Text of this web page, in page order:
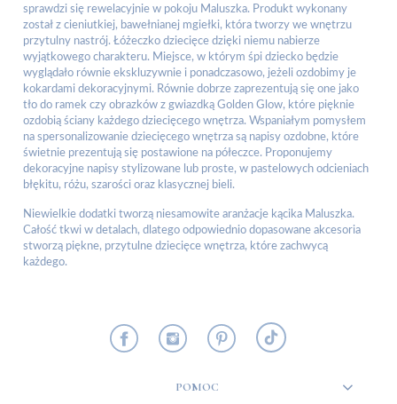
sprawdzi się rewelacyjnie w pokoju Maluszka. Produkt wykonany
został z cieniutkiej, bawełnianej mgiełki, która tworzy we wnętrzu
przytulny nastrój. Łóżeczko dziecięce dzięki niemu nabierze
wyjątkowego charakteru. Miejsce, w którym śpi dziecko będzie
wyglądało równie ekskluzywnie i ponadczasowo, jeżeli ozdobimy je
kokardami dekoracyjnymi. Równie dobrze zaprezentują się one jako
tło do ramek czy obrazków z gwiazdką Golden Glow, które pięknie
ozdobią ściany każdego dziecięcego wnętrza. Wspaniałym pomysłem
na spersonalizowanie dziecięcego wnętrza są napisy ozdobne, które
świetnie prezentują się postawione na półeczce. Proponujemy
dekoracyjne napisy stylizowane lub proste, w pastelowych odcieniach
błękitu, różu, szarości oraz klasycznej bieli.
Niewielkie dodatki tworzą niesamowite aranżacje kącika Maluszka.
Całość tkwi w detalach, dlatego odpowiednio dopasowane akcesoria
stworzą piękne, przytulne dziecięce wnętrza, które zachwycą
każdego.
POMOC